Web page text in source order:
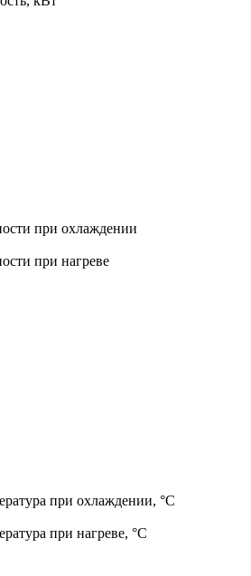
при охлаждении
при нагреве
при охлаждении, °C
при нагреве, °C